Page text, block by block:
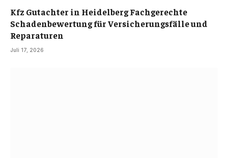
Kfz Gutachter in Heidelberg Fachgerechte
Schadenbewertung für Versicherungsfälle und
Reparaturen
Juli 17, 2026